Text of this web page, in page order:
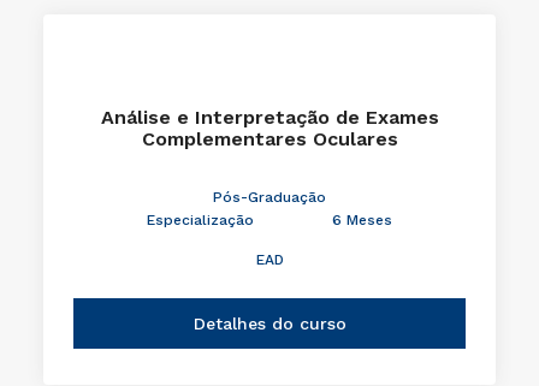
Análise e Interpretação de Exames
Complementares Oculares
Pós-Graduação
Especialização
6 Meses
EAD
Detalhes do curso